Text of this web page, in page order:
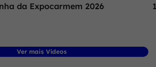
da Expocarmem 2026
Ver mais Vídeos